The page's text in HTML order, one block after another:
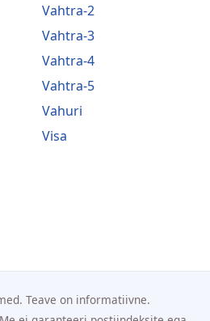
Vahtra-2
Vahtra-3
Vahtra-4
Vahtra-5
Vahuri
Visa
Teave on informatiivne.